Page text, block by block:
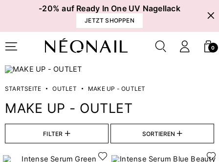
-20% auf Ready In One UV Nagellack
JETZT SHOPPEN
0
Preis
€ €
STARTSEITE OUTLET MAKE UP - OUTLET
MAKE UP - OUTLET
FILTER SORTIEREN